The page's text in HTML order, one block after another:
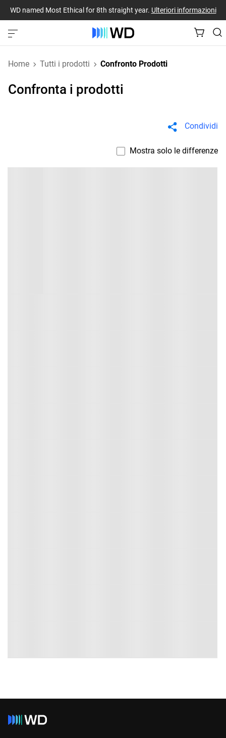
WD named Most Ethical for 8th straight year. Ulteriori informazioni
Home Tutti i prodotti Confronto Prodotti
Confronta i prodotti
Condividi
Mostra solo le differenze